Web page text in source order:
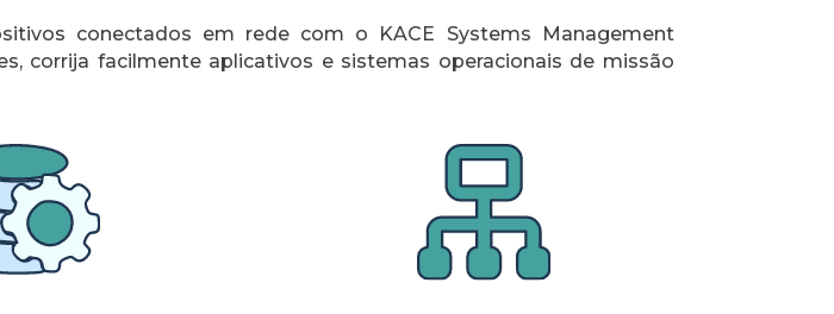
conectados em rede com o KACE Systems Management
corrija facilmente aplicativos e sistemas operacionais de missão